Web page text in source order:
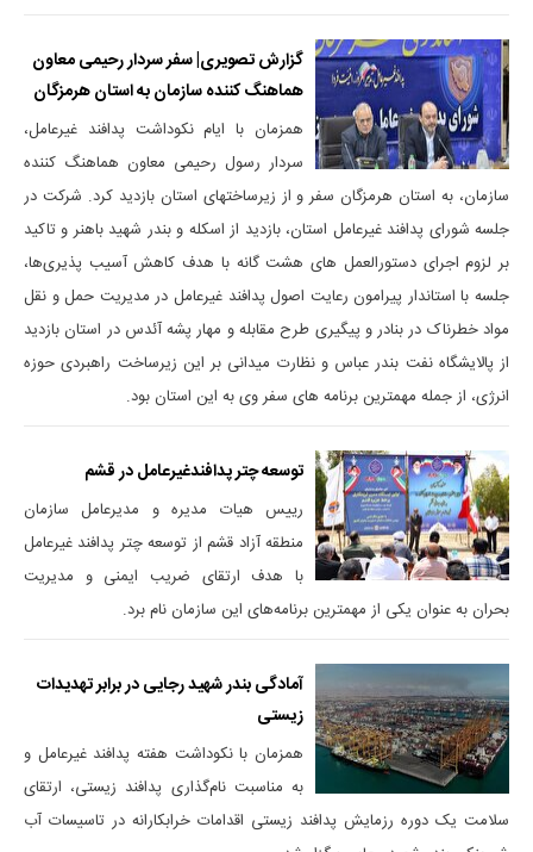
گزارش تصویری| سفر سردار رحیمی معاون
هماهنگ کننده سازمان به استان هرمزگان
همزمان با ایام نکوداشت پدافند غیرعامل،
سردار رسول رحیمی معاون هماهنگ کننده
سازمان، به استان هرمزگان سفر و از زیرساختهای استان بازدید کرد. شرکت در
جلسه شورای پدافند غیرعامل استان، بازدید از اسکله و بندر شهید باهنر و تاکید
بر لزوم اجرای دستورالعمل های هشت گانه با هدف کاهش آسیب پذیری‌ها،
جلسه با استاندار پیرامون رعایت اصول پدافند غیرعامل در مدیریت حمل و نقل
مواد خطرناک در بنادر و پیگیری طرح مقابله و مهار پشه آئدس در استان بازدید
از پالایشگاه نفت بندر عباس و نظارت میدانی بر این زیرساخت‌ راهبردی حوزه
انرژی، از جمله مهمترین برنامه های سفر وی به این استان بود.
توسعه چتر پدافندغیرعامل در قشم
رییس هیات مدیره و مدیرعامل سازمان
منطقه آزاد قشم از توسعه چتر پدافند غیرعامل
با هدف ارتقای ضریب ایمنی و مدیریت
بحران به عنوان یکی از مهمترین برنامه‌های این سازمان نام برد.
آمادگی بندر شهید رجایی در برابر تهدیدات
زیستی
همزمان با نکوداشت هفته پدافند غیرعامل و
به مناسبت نام‌گذاری پدافند زیستی، ارتقای
سلامت یک دوره رزمایش پدافند زیستی اقدامات خرابکارانه در تاسیسات آب